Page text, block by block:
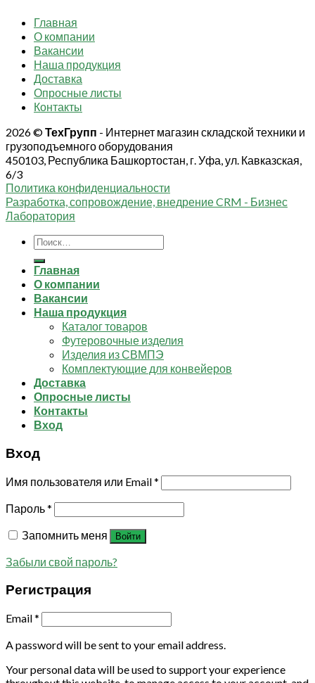
Главная
О компании
Вакансии
Наша продукция
Доставка
Опросные листы
Контакты
2026 ©ТехГрупп - Интернет магазин складской техники и
грузоподъемного оборудования
450103, Республика Башкортостан, г. Уфа, ул. Кавказская,
6/3
Политика конфиденциальности
Разработка, сопровождение, внедрение CRM - Бизнес
Лаборатория
Искать:
Главная
О компании
Вакансии
Наша продукция
Каталог товаров
Футеровочные изделия
Изделия из СВМПЭ
Комплектующие для конвейеров
Доставка
Опросные листы
Контакты
Вход
Вход
Имя пользователя или Email*
Пароль*
Запомнить меня
Войти
Забыли свой пароль?
Регистрация
Email*
A password will be sent to your email address.
Your personal data will be used to support your experience